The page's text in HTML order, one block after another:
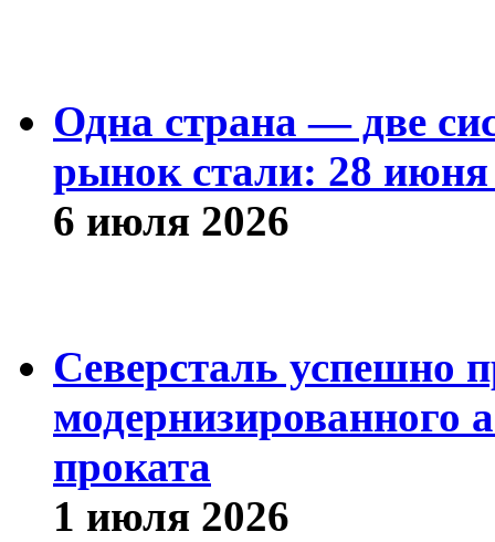
Одна страна — две
рынок стали: 28
6 июля 2026
Северсталь успешно
модернизированного
проката
1 июля 2026